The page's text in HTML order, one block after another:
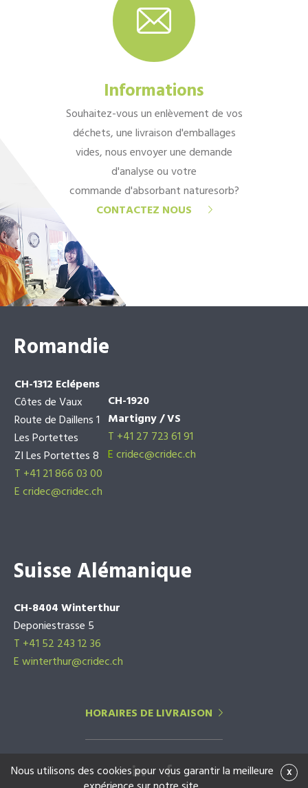
Informations
Souhaitez-vous un enlèvement de vos
déchets, une livraison d'emballages
vides, nous envoyer une demande
d'analyse ou votre
commande d'absorbant naturesorb?
CONTACTEZ NOUS
Romandie
CH-1312 Eclépens
Côtes de Vaux
Route de Daillens 1
Les Portettes
ZI Les Portettes 8
T +41 21 866 03 00
Ecridec@cridec.ch
CH-1920
Martigny / VS
T +41 27 723 61 91
Ecridec@cridec.ch
Suisse Alémanique
CH-8404 Winterthur
Deponiestrasse 5
T +41 52 243 12 36
E winterthur@cridec.ch
HORAIRES DE LIVRAISON
x
Nous utilisons des cookies pour vous garantir la meilleure